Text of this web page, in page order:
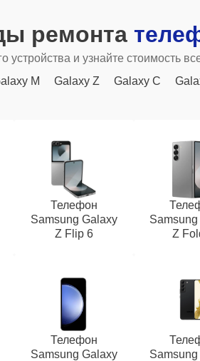
ремонта
устройства и узнайте стоимость
M Galaxy Z Galaxy C
Телефон
Samsung Galaxy
Z Flip 6
Z
Телефон
Samsung Galaxy